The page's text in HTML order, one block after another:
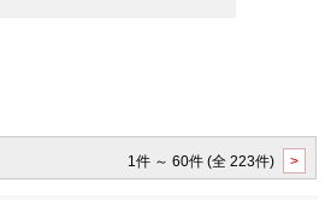
1件 ～ 60件 (全 223件) >